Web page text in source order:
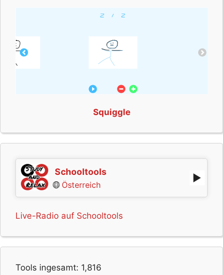
Squiggle
Schooltools
Österreich
Live-Radio auf Schooltools
Tools ingesamt: 1,816